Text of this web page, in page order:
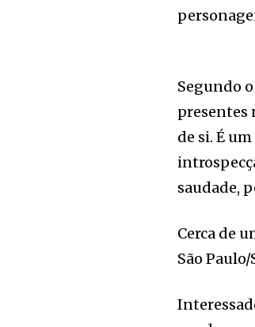
Segundo
presentes
de si. É
saudade,
Cerca de
São